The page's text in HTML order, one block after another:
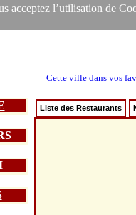
l’utilisation de
Cette ville dans vos
Liste des Restaurants